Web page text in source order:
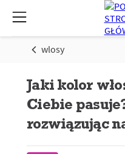
wlosy
Jaki kolor
Ciebie
rozwiązując